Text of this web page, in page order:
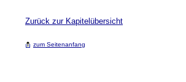
Zurück zur Kapitelübersicht
zum Seitenanfang